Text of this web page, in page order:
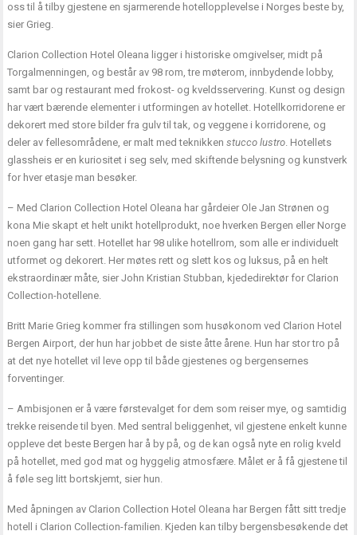
oss til å tilby gjestene en sjarmerende hotellopplevelse i Norges beste by,
sier Grieg.
Clarion Collection Hotel Oleana ligger i historiske omgivelser, midt på
Torgalmenningen, og består av 98 rom, tre møterom, innbydende lobby,
samt bar og restaurant med frokost- og kveldsservering. Kunst og design
har vært bærende elementer i utformingen av hotellet. Hotellkorridorene er
dekorert med store bilder fra gulv til tak, og veggene i korridorene, og
deler av fellesområdene, er malt med teknikkenstucco lustro. Hotellets
glassheis er en kuriositet i seg selv, med skiftende belysning og kunstverk
for hver etasje man besøker.
– Med Clarion Collection Hotel Oleana har gårdeier Ole Jan Strønen og
kona Mie skapt et helt unikt hotellprodukt, noe hverken Bergen eller Norge
noen gang har sett. Hotellet har 98 ulike hotellrom, som alle er individuelt
utformet og dekorert. Her møtes rett og slett kos og luksus, på en helt
ekstraordinær måte, sier John Kristian Stubban, kjededirektør for Clarion
Collection-hotellene.
Britt Marie Grieg kommer fra stillingen som husøkonom ved Clarion Hotel
Bergen Airport, der hun har jobbet de siste åtte årene. Hun har stor tro på
at det nye hotellet vil leve opp til både gjestenes og bergensernes
forventinger.
– Ambisjonen er å være førstevalget for dem som reiser mye, og samtidig
trekke reisende til byen. Med sentral beliggenhet, vil gjestene enkelt kunne
oppleve det beste Bergen har å by på, og de kan også nyte en rolig kveld
på hotellet, med god mat og hyggelig atmosfære. Målet er å få gjestene til
å føle seg litt bortskjemt, sier hun.
Med åpningen av Clarion Collection Hotel Oleana har Bergen fått sitt tredje
hotell i Clarion Collection-familien. Kjeden kan tilby bergensbesøkende det